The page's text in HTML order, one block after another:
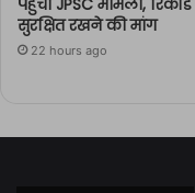
पहुंचा JPSC मामला, रिकॉर्ड
सुरक्षित रखने की मांग
22 hours ago